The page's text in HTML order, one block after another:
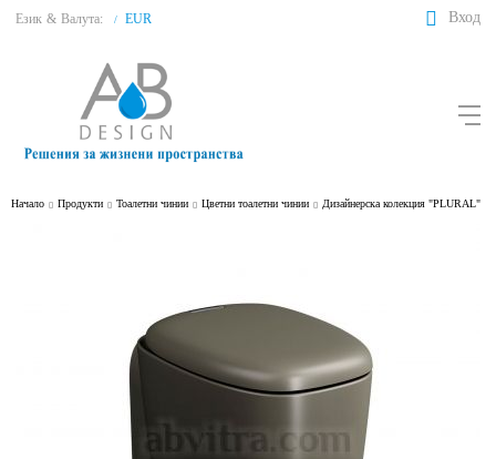
Език & Валута: / EUR Вход
Начало Продукти Тоалетни чинии Цветни тоалетни чинии Дизайнерска колекция "PLURAL"